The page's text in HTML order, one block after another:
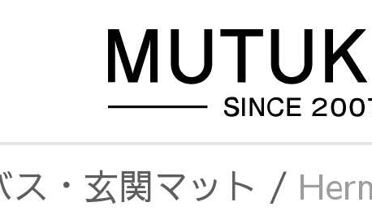
ス・玄関マット /